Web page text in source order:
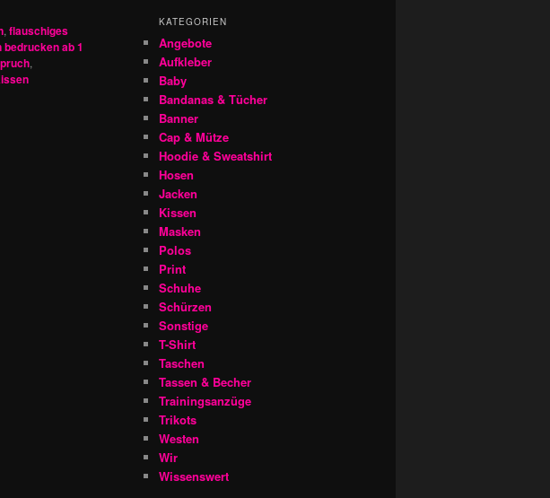
, flauschiges
ab 1
,
KATEGORIEN
Angebote
Aufkleber
Baby
Bandanas & Tücher
Banner
Cap & Mütze
Hoodie & Sweatshirt
Hosen
Jacken
Kissen
Masken
Polos
Print
Schuhe
Schürzen
Sonstige
T-Shirt
Taschen
Tassen & Becher
Trainingsanzüge
Trikots
Westen
Wir
Wissenswert